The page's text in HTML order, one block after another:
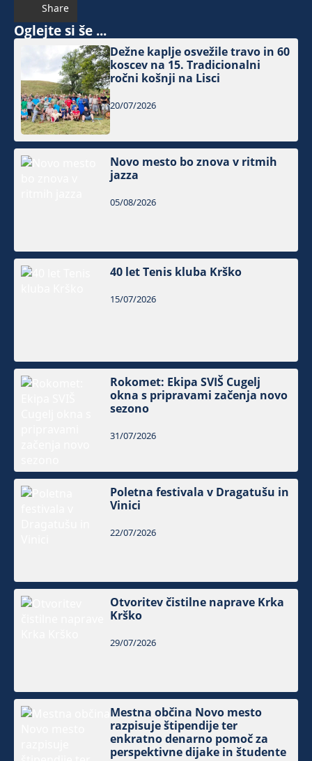
Share
Oglejte si še ...
Dežne kaplje osvežile travo in 60
koscev na 15. Tradicionalni
ročni košnji na Lisci
20/07/2026
Novo mesto bo znova v ritmih
jazza
05/08/2026
40 let Tenis kluba Krško
15/07/2026
Rokomet: Ekipa SVIŠ Cugelj
okna s pripravami začenja novo
sezono
31/07/2026
Poletna festivala v Dragatušu in
Vinici
22/07/2026
Otvoritev čistilne naprave Krka
Krško
29/07/2026
Mestna občina Novo mesto
razpisuje štipendije ter
enkratno denarno pomoč za
perspektivne dijake in študente